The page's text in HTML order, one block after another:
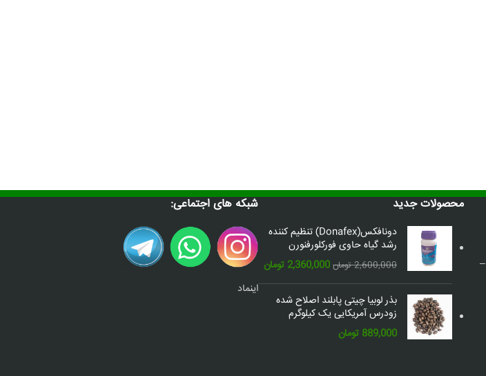
فروشگاه بزرگ محصولات کشاورزی HIAGRO –
محصولات جدید
دونافکس(Donafex) تنظیم کننده
رشد گیاه حاوی فورکلورفنورن
2,600,000 تومان قیمت
اصلی:
2,600,000 تومان
بود.
2,360,000 تومانقیمت
فعلی:
2,360,000 تومان.
بذر لوبیا چیتی پابلند اصلاح شده
زودرس آمریکایی یک کیلوگرم
889,000 تومان
شبکه های اجتماعی:
اینماد